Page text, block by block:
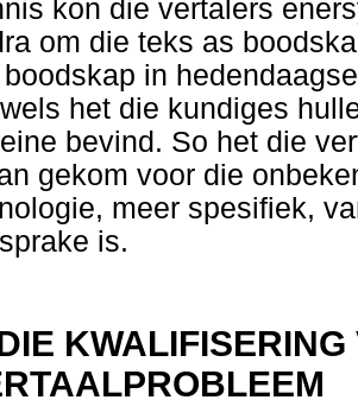
kon die vertalers
om die teks as
in
het die kundiges
bevind. So het die
gekom voor die
meer spesifiek,
is.